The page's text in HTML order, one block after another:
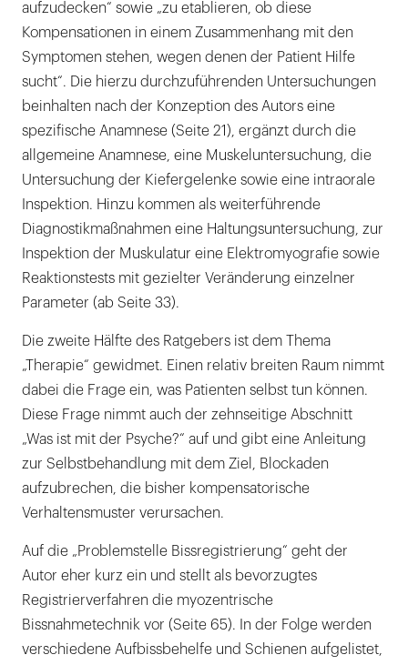
aufzudecken“ sowie „zu etablieren, ob diese
Kompensationen in einem Zusammenhang mit den
Symptomen stehen, wegen denen der Patient Hilfe
sucht“. Die hierzu durchzuführenden Untersuchungen
beinhalten nach der Konzeption des Autors eine
spezifische Anamnese (Seite 21), ergänzt durch die
allgemeine Anamnese, eine Muskeluntersuchung, die
Untersuchung der Kiefergelenke sowie eine intraorale
Inspektion. Hinzu kommen als weiterführende
Diagnostikmaßnahmen eine Haltungsuntersuchung, zur
Inspektion der Muskulatur eine Elektromyografie sowie
Reaktionstests mit gezielter Veränderung einzelner
Parameter (ab Seite 33).
Die zweite Hälfte des Ratgebers ist dem Thema
„Therapie“ gewidmet. Einen relativ breiten Raum nimmt
dabei die Frage ein, was Patienten selbst tun können.
Diese Frage nimmt auch der zehnseitige Abschnitt
„Was ist mit der Psyche?“ auf und gibt eine Anleitung
zur Selbstbehandlung mit dem Ziel, Blockaden
aufzubrechen, die bisher kompensatorische
Verhaltensmuster verursachen.
Auf die „Problemstelle Bissregistrierung“ geht der
Autor eher kurz ein und stellt als bevorzugtes
Registrierverfahren die myozentrische
Bissnahmetechnik vor (Seite 65). In der Folge werden
verschiedene Aufbissbehelfe und Schienen aufgelistet,